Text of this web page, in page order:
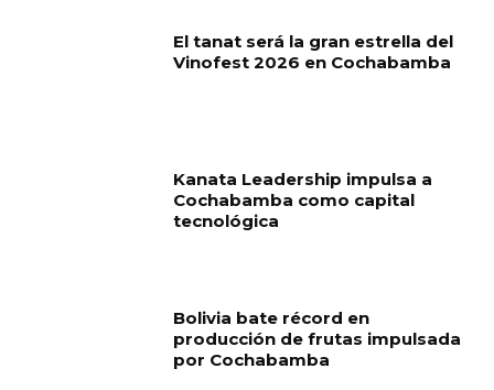
El tanat será la gran estrella del
Vinofest 2026 en Cochabamba
Kanata Leadership impulsa a
Cochabamba como capital
tecnológica
Bolivia bate récord en
producción de frutas impulsada
por Cochabamba